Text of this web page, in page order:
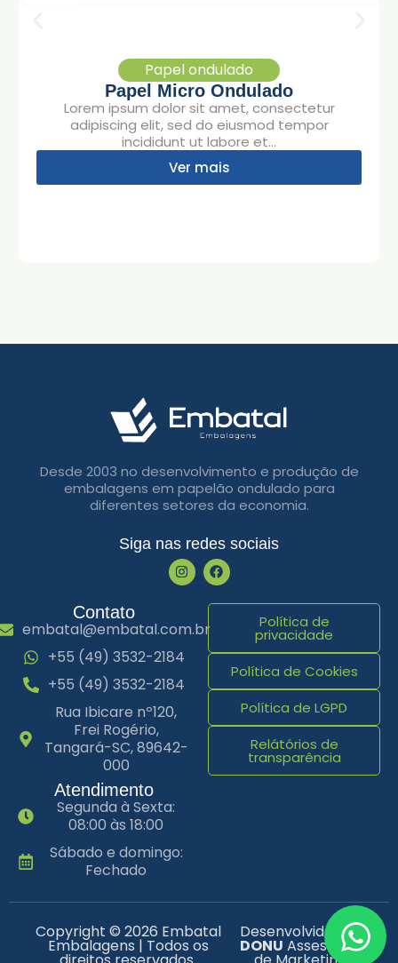
Papel ondulado
Papel Micro Ondulado
Lorem ipsum dolor sit amet, consectetur
adipiscing elit, sed do eiusmod tempor
incididunt ut labore et...
Ver mais
Desde 2003 no desenvolvimento e produção de
embalagens em papelão ondulado para
diferentes setores da economia.
Siga nas redes sociais
Contato
embatal@embatal.com.br
+55 (49) 3532-2184
+55 (49) 3532-2184
Rua Ibicare nº120,
Frei Rogério,
Tangará-SC, 89642-
000
Atendimento
Segunda à Sexta:
08:00 às 18:00
Sábado e domingo:
Fechado
Política de
privacidade
Política de Cookies
Política de LGPD
Relátórios de
transparência
Copyright © 2026 Embatal
Embalagens | Todos os
Desenvolvido por
DONU Assessoria